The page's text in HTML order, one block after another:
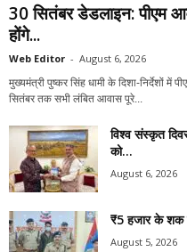
30 सितंबर डेडलाइन: पीएम
होंगे...
Web Editor - August 6, 2026
मुख्यमंत्री पुष्कर सिंह धामी के दिशा-निर्देशों में
सितंबर तक सभी लंबित आवास पूरे...
विश्व संस्कृत
को...
August 6, 2026
₹5 हजार के शक
August 5, 2026